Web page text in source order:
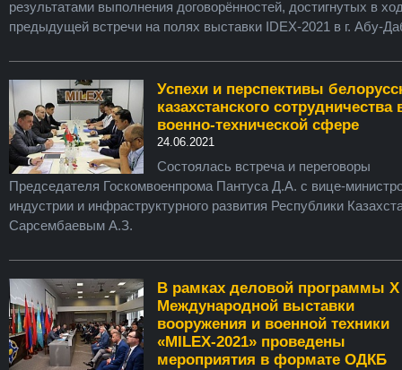
результатами выполнения договорённостей, достигнутых в
предыдущей встречи на полях выставки IDEX-2021 в г. Абу-
Успехи и перспективы
казахстанского сотрудничества
военно-технической сфере
24.06.2021
Состоялась встреча и переговоры
Председателя Госкомвоенпрома Пантуса Д.А. с вице-
индустрии и инфраструктурного развития Республики
Сарсембаевым А.З.
В рамках деловой программы X
Международной выставки
вооружения и военной техники
«MILEX-2021» проведены
мероприятия в формате ОДКБ